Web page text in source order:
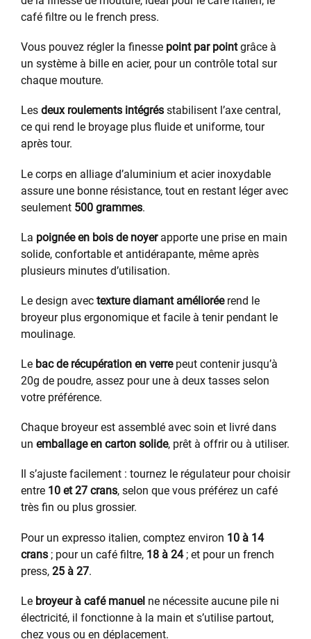
café filtre ou le french press.
Vous pouvez régler la finesse point par pointgrâce à
un système à bille en acier, pour un contrôle total sur
chaque mouture.
Les deux roulements intégrés stabilisent l’axe central,
ce qui rend le broyage plus fluide et uniforme, tour
après tour.
Le corps en alliage d’aluminium et acier inoxydable
assure une bonne résistance, tout en restant léger avec
seulement 500 grammes.
La poignée en bois de noyerapporte une prise en main
solide, confortable et antidérapante, même après
plusieurs minutes d’utilisation.
Le design avec texture diamant amélioréerend le
broyeur plus ergonomique et facile à tenir pendant le
moulinage.
Le bac de récupération en verrepeut contenir jusqu’à
20g de poudre, assez pour une à deux tasses selon
votre préférence.
Chaque broyeur est assemblé avec soin et livré dans
un emballage en carton solide, prêt à offrir ou à utiliser.
Il s’ajuste facilement : tournez le régulateur pour choisir
entre 10 et 27 crans, selon que vous préférez un café
très fin ou plus grossier.
Pour un expresso italien, comptez environ 10 à 14
crans ; pour un café filtre, 18 à 24; et pour un french
press, 25 à 27.
Le broyeur à café manuel ne nécessite aucune pile ni
électricité, il fonctionne à la main et s’utilise partout,
chez vous ou en déplacement.